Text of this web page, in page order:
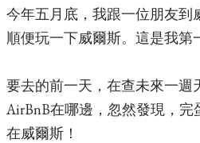
今年五月底，我跟一位朋友到
順便玩一下威爾斯。這是我第
要去的前一天，在查未來一週
AirBnB在哪邊，忽然發現，完
在威爾斯！